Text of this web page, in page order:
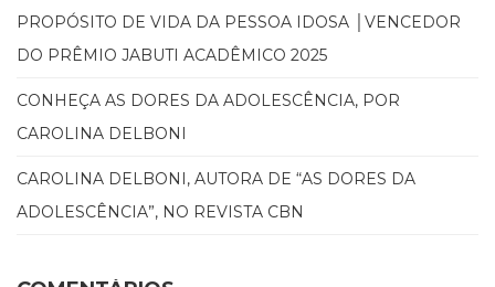
(66)
Erótica
Literatura,
Ficção,
(69)
Obras
(48)
PROPÓSITO DE VIDA DA PESSOA IDOSA │VENCEDOR
DO PRÊMIO JABUTI ACADÊMICO 2025
CONHEÇA AS DORES DA ADOLESCÊNCIA, POR
CAROLINA DELBONI
CAROLINA DELBONI, AUTORA DE “AS DORES DA
ADOLESCÊNCIA”, NO REVISTA CBN